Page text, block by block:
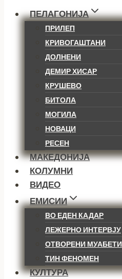
ПЕЛАГОНИЈА
ПРИЛЕП
КРИВОГАШТАНИ
ДОЛНЕНИ
ДЕМИР ХИСАР
КРУШЕВО
БИТОЛА
МОГИЛА
НОВАЦИ
РЕСЕН
МАКЕДОНИЈА
КОЛУМНИ
ВИДЕО
ЕМИСИИ
ВО ЕДЕН КАДАР
ЛЕЖЕРНО ИНТЕРВЈУ
ОТВОРЕНИ МУАБЕТИ
ТИН ФЕНОМЕН
КУЛТУРА